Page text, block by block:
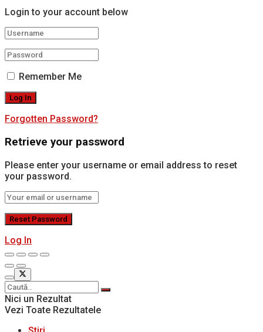
Login to your account below
Remember Me
Forgotten Password?
Retrieve your password
Please enter your username or email address to reset
your password.
Log In
Nici un Rezultat
Vezi Toate Rezultatele